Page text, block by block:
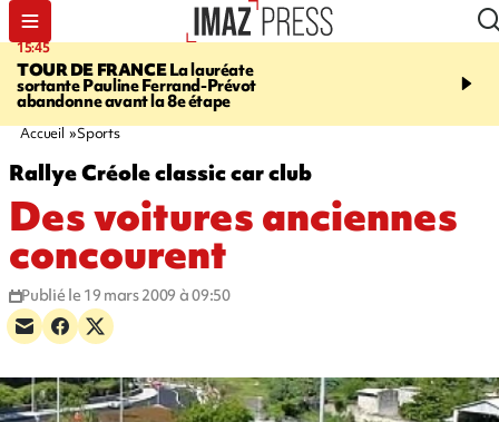
15:45
TOUR DE FRANCELa lauréate
sortante Pauline Ferrand-Prévot
abandonne avant la 8e étape
20:17
routière, concours de
Accueil Sports
Rallye Créole classic car club
Des voitures anciennes
concourent
Publié le 19 mars 2009 à 09:50